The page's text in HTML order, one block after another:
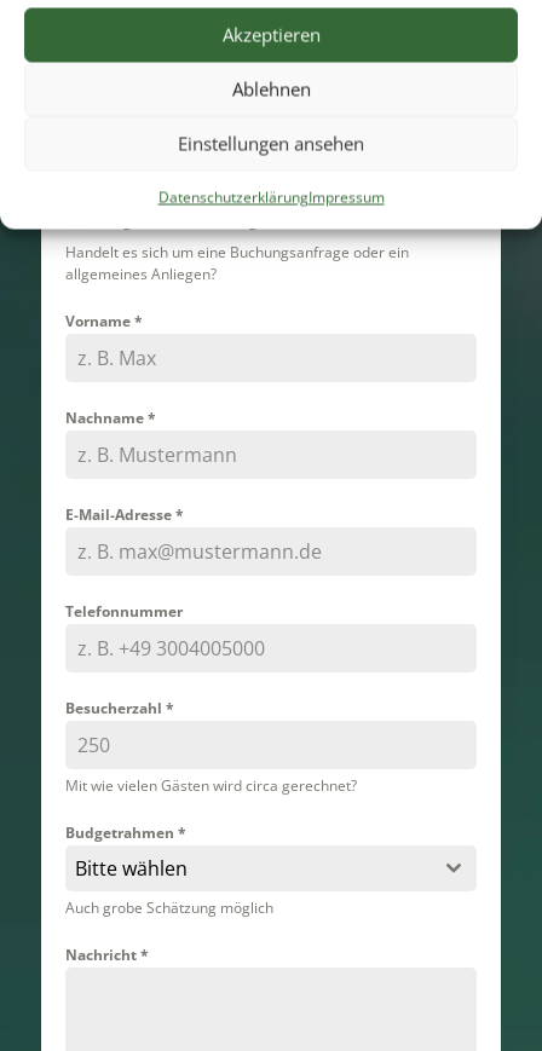
Akzeptieren
Ablehnen
Einstellungen ansehen
DatenschutzerklärungImpressum
Ist das Anliegen für dich privat oder eine Firma?
Zweck der Anfrage
Handelt es sich um eine Buchungsanfrage oder ein
allgemeines Anliegen?
Vorname*
Nachname*
E-Mail-Adresse*
Telefonnummer
Besucherzahl *
Mit wie vielen Gästen wird circa gerechnet?
Budgetrahmen *
Bitte wählen
Auch grobe Schätzung möglich
Nachricht*